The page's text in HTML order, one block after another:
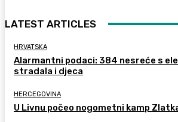
LATEST ARTICLES
HRVATSKA
Alarmantni podaci: 384 nesreće s
stradala i djeca
HERCEGOVINA
U Livnu počeo nogometni kamp